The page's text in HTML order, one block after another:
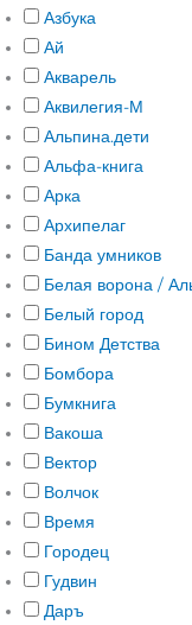
Азбука
Ай
Акварель
Аквилегия-М
Альпина.дети
Альфа-книга
Арка
Архипелаг
Банда умников
Белая ворона /
Белый город
Бином Детства
Бомбора
Бумкнига
Вакоша
Вектор
Волчок
Время
Городец
Гудвин
Даръ